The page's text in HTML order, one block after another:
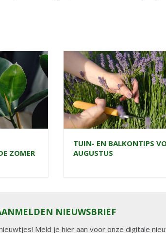
ZOMER
TUIN- EN BALKONTIPS
AUGUSTUS
NIEUWSBRIEF
Meld je hier aan voor onze digitale